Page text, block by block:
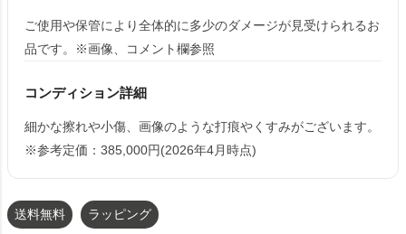
ご使用や保管により全体的に多少のダメージが見受けられるお
品です。※画像、コメント欄参照
コンディション詳細
細かな擦れや小傷、画像のような打痕やくすみがございます。
※参考定価：385,000円(2026年4月時点)
送料無料 ラッピング